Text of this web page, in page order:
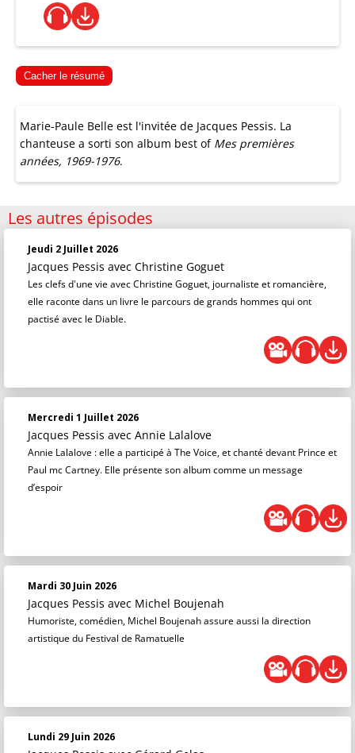
Cacher le résumé
Marie-Paule Belle est l'invitée de Jacques Pessis. La
chanteuse a sorti son album best of Mes premières
années, 1969-1976.
Les autres épisodes
Jeudi 2 Juillet 2026
Jacques Pessis avec Christine Goguet
Les clefs d'une vie avec Christine Goguet, journaliste et romancière,
elle raconte dans un livre le parcours de grands hommes qui ont
pactisé avec le Diable.
Mercredi 1 Juillet 2026
Jacques Pessis avec Annie Lalalove
Annie Lalalove : elle a participé à The Voice, et chanté devant Prince et
Paul mc Cartney. Elle présente son album comme un message
d’espoir
Mardi 30 Juin 2026
Jacques Pessis avec Michel Boujenah
Humoriste, comédien, Michel Boujenah assure aussi la direction
artistique du Festival de Ramatuelle
Lundi 29 Juin 2026